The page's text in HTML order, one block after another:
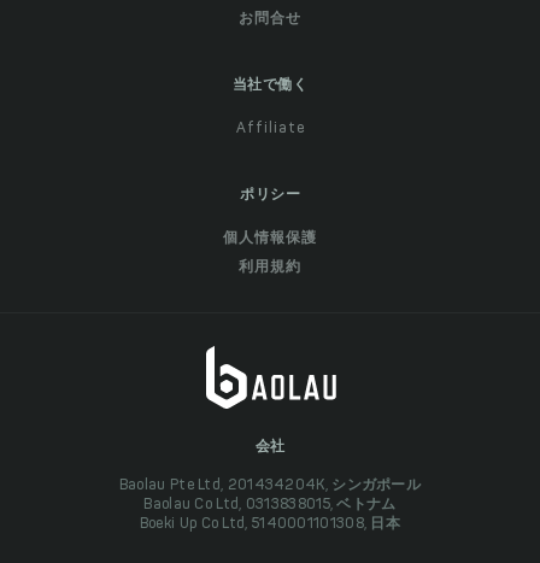
お問合せ
当社で働く
Affiliate
ポリシー
個人情報保護
利用規約
会社
Baolau Pte Ltd, 201434204K, シンガポール
Baolau Co Ltd, 0313838015, ベトナム
Boeki Up Co Ltd, 5140001101308, 日本